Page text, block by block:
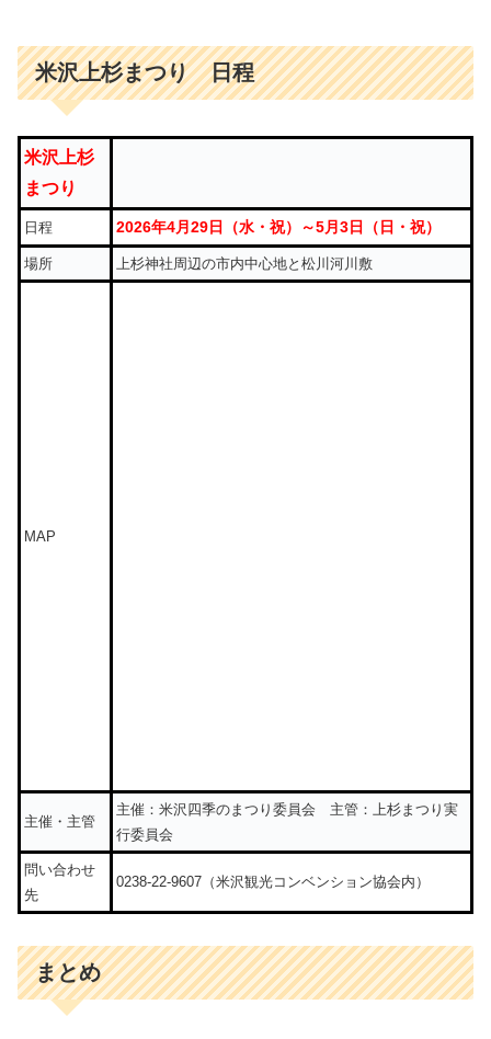
米沢上杉まつり 日程
米沢上杉
まつり
日程 2026年4月29日（水・祝）～5月3日（日・祝）
場所 上杉神社周辺の市内中心地と松川河川敷
MAP
主催・主管
主催：米沢四季のまつり委員会 主管：上杉まつり実
行委員会
問い合わせ
先
0238-22-9607（米沢観光コンベンション協会内）
まとめ